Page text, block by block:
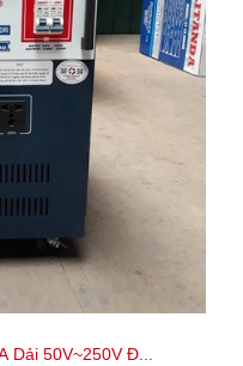
Dải 50V~250V Đ...